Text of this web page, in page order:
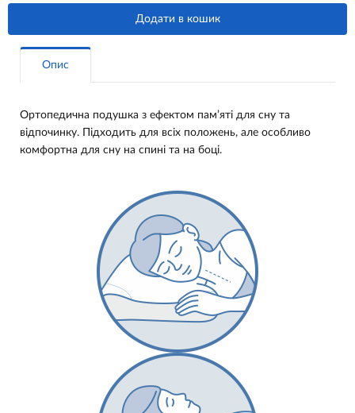
Додати в кошик
Опис
Ортопедична подушка з ефектом пам’яті для сну та
відпочинку. Підходить для всіх положень, але особливо
комфортна для сну на спині та на боці.